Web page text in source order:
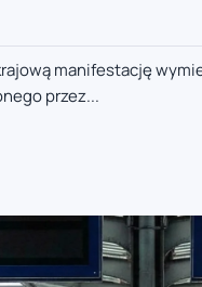
manifestację
przez...